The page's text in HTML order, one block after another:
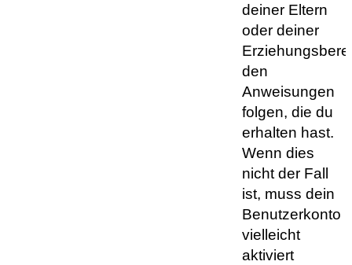
deiner Eltern
oder deiner
den
Anweisungen
folgen, die du
erhalten hast.
Wenn dies
nicht der Fall
ist, muss dein
Benutzerkonto
vielleicht
aktiviert